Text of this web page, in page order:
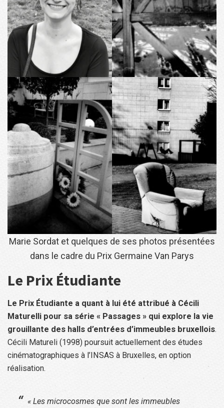
Marie Sordat et quelques de ses photos présentées
dans le cadre du Prix Germaine Van Parys
Le Prix Étudiante
Le Prix Étudiante a quant à lui été attribué à Cécili
Maturelli pour sa série « Passages » qui explore la vie
grouillante des halls d’entrées d’immeubles bruxellois.
Cécili Matureli (1998) poursuit actuellement des études
cinématographiques à l’INSAS à Bruxelles, en option
réalisation.
« Les microcosmes que sont les immeubles